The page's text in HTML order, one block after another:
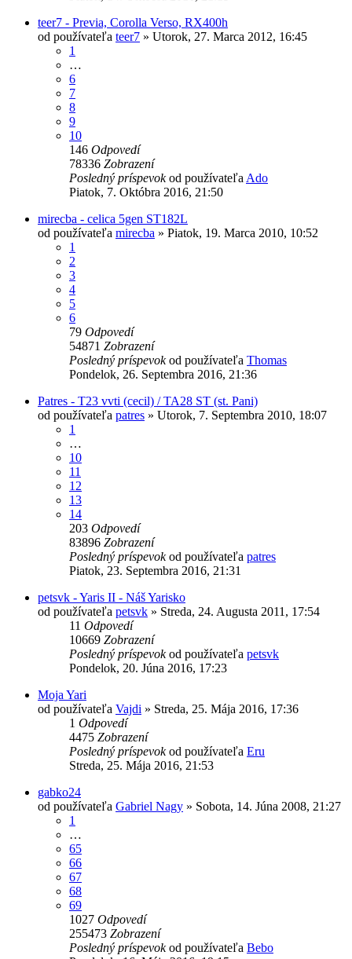
teer7 - Previa, Corolla Verso, RX400h
od používateľa teer7 » Utorok, 27. Marca 2012, 16:45
1
…
6
7
8
9
10
146 Odpovedí
78336 Zobrazení
Posledný príspevokod používateľa Ado
Piatok, 7. Októbra 2016, 21:50
mirecba - celica 5gen ST182L
od používateľa mirecba » Piatok, 19. Marca 2010, 10:52
1
2
3
4
5
6
79 Odpovedí
54871 Zobrazení
Posledný príspevokod používateľa Thomas
Pondelok, 26. Septembra 2016, 21:36
Patres - T23 vvti (cecil) / TA28 ST (st. Pani)
od používateľa patres » Utorok, 7. Septembra 2010, 18:07
1
…
10
11
12
13
14
203 Odpovedí
83896 Zobrazení
Posledný príspevokod používateľa patres
Piatok, 23. Septembra 2016, 21:31
petsvk - Yaris II - Náš Yarisko
od používateľa petsvk » Streda, 24. Augusta 2011, 17:54
11 Odpovedí
10669 Zobrazení
Posledný príspevokod používateľa petsvk
Pondelok, 20. Júna 2016, 17:23
Moja Yari
od používateľa Vajdi » Streda, 25. Mája 2016, 17:36
1 Odpovedí
4475 Zobrazení
Posledný príspevokod používateľa Eru
Streda, 25. Mája 2016, 21:53
gabko24
od používateľa Gabriel Nagy » Sobota, 14. Júna 2008, 21:27
1
…
65
66
67
68
69
1027 Odpovedí
255473 Zobrazení
Posledný príspevokod používateľa Bebo